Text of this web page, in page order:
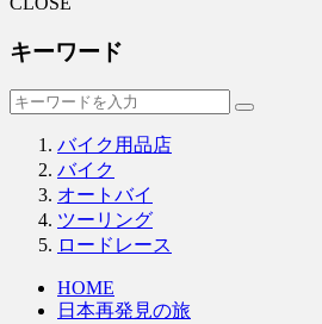
キーワード
バイク用品店
バイク
オートバイ
ツーリング
ロードレース
HOME
日本再発見の旅